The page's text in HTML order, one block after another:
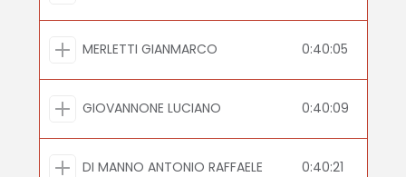
MERLETTI GIANMARCO 0:40:05
GIOVANNONE LUCIANO 0:40:09
DI MANNO ANTONIO RAFFAELE 0:40:21